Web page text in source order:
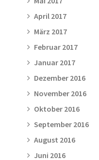
April 2017
März 2017
Februar 2017
Januar 2017
Dezember 2016
November 2016
Oktober 2016
September 2016
August 2016
Juni 2016